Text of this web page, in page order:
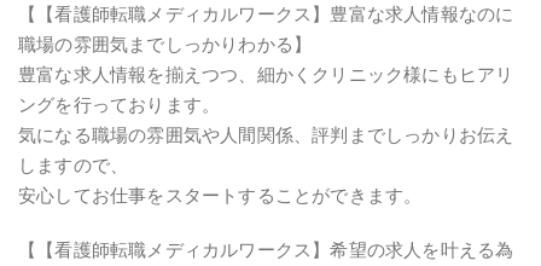
【【看護師転職メディカルワークス】豊富な求人情報なのに
職場の雰囲気までしっかりわかる】
豊富な求人情報を揃えつつ、細かくクリニック様にもヒアリ
ングを行っております。
気になる職場の雰囲気や人間関係、評判までしっかりお伝え
しますので、
安心してお仕事をスタートすることができます。
【【看護師転職メディカルワークス】希望の求人を叶える為